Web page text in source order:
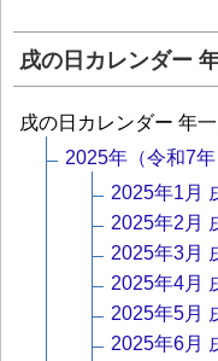
戌の日カレンダー
戌の日カレンダー 年
2025年（令和7
2025年1月
2025年2月
2025年3月
2025年4月
2025年5月
2025年6月